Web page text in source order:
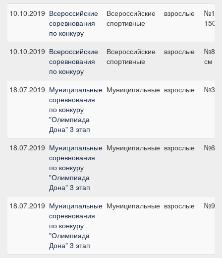
10.10.2019 Всероссийские
соревнования
по конкуру
Всероссийские
спортивные
взрослые
№12
150
10.10.2019 Всероссийские
соревнования
по конкуру
Всероссийские
спортивные
взрослые
№8
см
18.07.2019 Муниципальные
соревнования
по конкуру
"Олимпиада
Дона" 3 этап
Муниципальные взрослые №3,
18.07.2019 Муниципальные
соревнования
по конкуру
"Олимпиада
Дона" 3 этап
Муниципальные взрослые №6,
18.07.2019 Муниципальные
соревнования
по конкуру
"Олимпиада
Дона" 3 этап
Муниципальные взрослые №9,